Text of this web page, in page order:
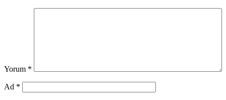
Yorum *
Ad *